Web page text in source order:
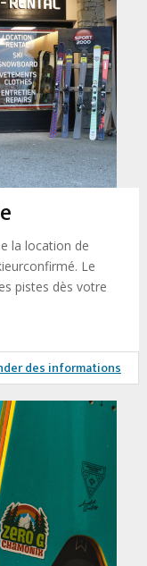
la location de
Le
pistes dès votre
des informations